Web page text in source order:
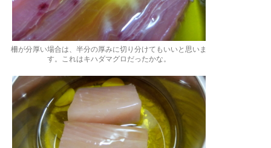
柵が分厚い場合は、半分の厚みに切り分けてもいいと思いま
す。これはキハダマグロだったかな。